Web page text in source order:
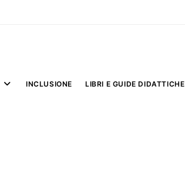
INCLUSIONE LIBRI E GUIDE DIDATTICHE